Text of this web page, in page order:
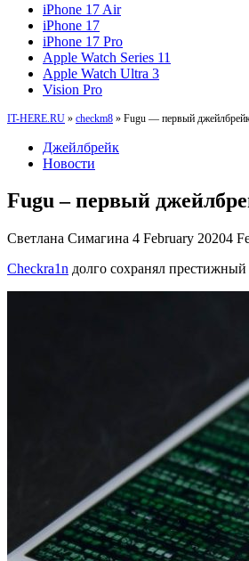
iPhone 17 Air
iPhone 17
iPhone 17 Pro
Apple Watch Series 11
Apple Watch Ultra 3
Vision Pro
IT-HERE.RU » checkm8 » Fugu — первый
Джейлбрейк
Новости
Fugu – первый
Светлана Симагина 4 February 20204
Checkra1n долго сохранял